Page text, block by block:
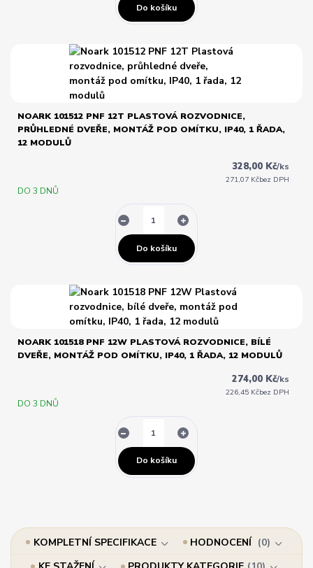
Do košíku
NOARK 101512 PNF 12T PLASTOVÁ ROZVODNICE,
PRŮHLEDNÉ DVEŘE, MONTÁŽ POD OMÍTKU, IP40, 1 ŘADA,
12 MODULŮ
328,00 Kč/ks
271,07 Kčbez DPH
DO 3 DNŮ
Do košíku
NOARK 101518 PNF 12W PLASTOVÁ ROZVODNICE, BÍLÉ
DVEŘE, MONTÁŽ POD OMÍTKU, IP40, 1 ŘADA, 12 MODULŮ
274,00 Kč/ks
226,45 Kčbez DPH
DO 3 DNŮ
Do košíku
KOMPLETNÍ SPECIFIKACE HODNOCENÍ
0